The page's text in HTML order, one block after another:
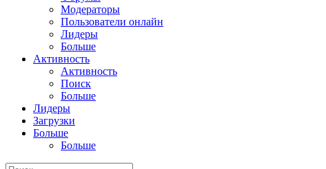
Модераторы
Пользователи онлайн
Лидеры
Больше
Активность
Активность
Поиск
Больше
Лидеры
Загрузки
Больше
Больше